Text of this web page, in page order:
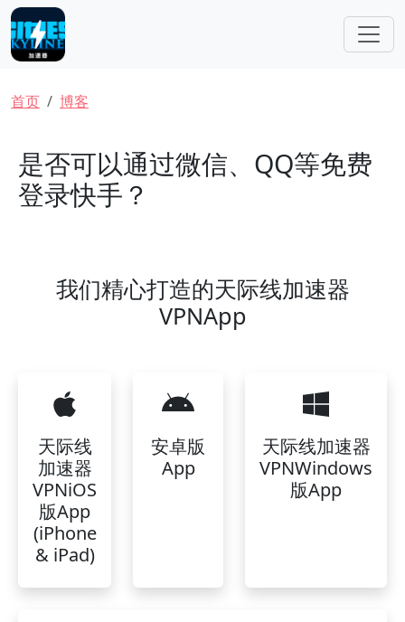
跳转到主要内容
面包屑
首页 博客
是否可以通过微信、QQ等免费
登录快手？
我们精心打造的天际线加速器
VPNApp
天际线
加速器
VPNiOS
版App
(iPhone
& iPad)
安卓版
App
天际线加速器
VPNWindows
版App